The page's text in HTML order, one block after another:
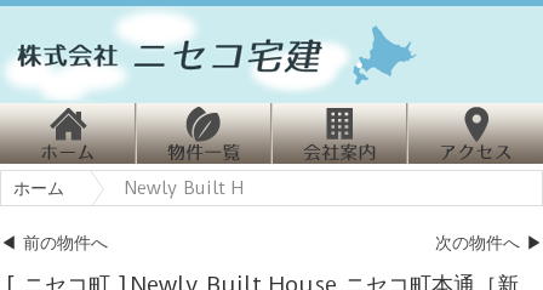
ホ
ーム
物
件情報
会
ホーム Newly Built H
◀ 前の物件へ 次の物件へ ▶